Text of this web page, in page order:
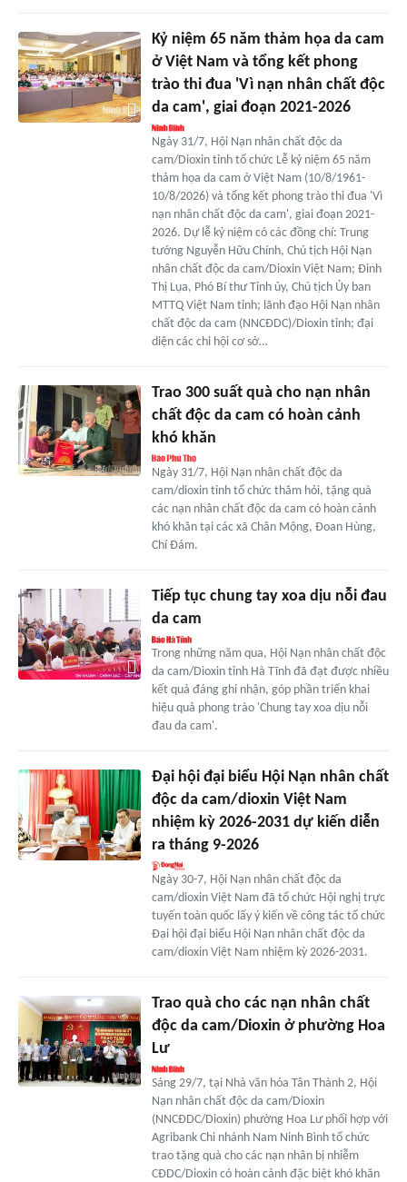
Kỷ niệm 65 năm thảm họa da cam
ở Việt Nam và tổng kết phong
trào thi đua 'Vì nạn nhân chất độc
da cam', giai đoạn 2021-2026
Ngày 31/7, Hội Nạn nhân chất độc da
cam/Dioxin tỉnh tổ chức Lễ kỷ niệm 65 năm
thảm họa da cam ở Việt Nam (10/8/1961-
10/8/2026) và tổng kết phong trào thi đua 'Vì
nạn nhân chất độc da cam', giai đoạn 2021-
2026. Dự lễ kỷ niệm có các đồng chí: Trung
tướng Nguyễn Hữu Chính, Chủ tịch Hội Nạn
nhân chất độc da cam/Dioxin Việt Nam; Đinh
Thị Lụa, Phó Bí thư Tỉnh ủy, Chủ tịch Ủy ban
MTTQ Việt Nam tỉnh; lãnh đạo Hội Nạn nhân
chất độc da cam (NNCĐDC)/Dioxin tỉnh; đại
diện các chi hội cơ sở…
Trao 300 suất quà cho nạn nhân
chất độc da cam có hoàn cảnh
khó khăn
Ngày 31/7, Hội Nạn nhân chất độc da
cam/dioxin tỉnh tổ chức thăm hỏi, tặng quà
các nạn nhân chất độc da cam có hoàn cảnh
khó khăn tại các xã Chân Mộng, Đoan Hùng,
Chí Đám.
Tiếp tục chung tay xoa dịu nỗi đau
da cam
Trong những năm qua, Hội Nạn nhân chất độc
da cam/Dioxin tỉnh Hà Tĩnh đã đạt được nhiều
kết quả đáng ghi nhận, góp phần triển khai
hiệu quả phong trào 'Chung tay xoa dịu nỗi
đau da cam'.
Đại hội đại biểu Hội Nạn nhân chất
độc da cam/dioxin Việt Nam
nhiệm kỳ 2026-2031 dự kiến diễn
ra tháng 9-2026
Ngày 30-7, Hội Nạn nhân chất độc da
cam/dioxin Việt Nam đã tổ chức Hội nghị trực
tuyến toàn quốc lấy ý kiến về công tác tổ chức
Đại hội đại biểu Hội Nạn nhân chất độc da
cam/dioxin Việt Nam nhiệm kỳ 2026-2031.
Trao quà cho các nạn nhân chất
độc da cam/Dioxin ở phường Hoa
Lư
Sáng 29/7, tại Nhà văn hóa Tân Thành 2, Hội
Nạn nhân chất độc da cam/Dioxin
(NNCĐDC/Dioxin) phường Hoa Lư phối hợp với
Agribank Chi nhánh Nam Ninh Bình tổ chức
trao tặng quà cho các nạn nhân bị nhiễm
CĐDC/Dioxin có hoàn cảnh đặc biệt khó khăn